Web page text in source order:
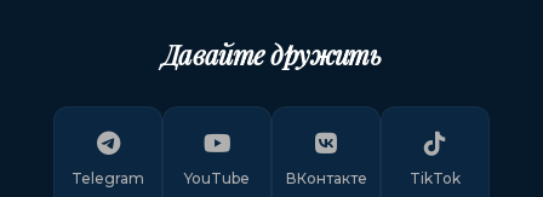
Давайте дружить
Telegram YouTube ВКонтакте TikTok